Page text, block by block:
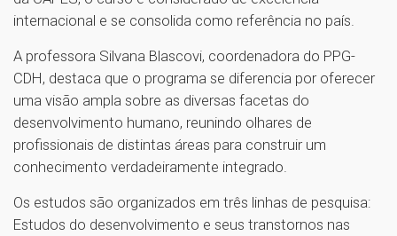
internacional e se consolida como referência no país.
A professora Silvana Blascovi, coordenadora do PPG-
CDH, destaca que o programa se diferencia por oferecer
uma visão ampla sobre as diversas facetas do
desenvolvimento humano, reunindo olhares de
profissionais de distintas áreas para construir um
conhecimento verdadeiramente integrado.
Os estudos são organizados em três linhas de pesquisa:
Estudos do desenvolvimento e seus transtornos nas